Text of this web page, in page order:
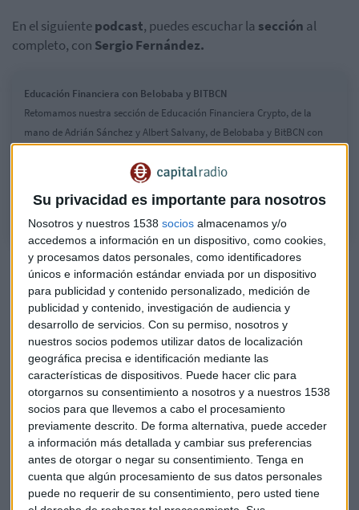
Su privacidad es importante para nosotros
Nosotros y nuestros 1538 socios almacenamos y/o
accedemos a información en un dispositivo, como cookies,
y procesamos datos personales, como identificadores
únicos e información estándar enviada por un dispositivo
para publicidad y contenido personalizado, medición de
publicidad y contenido, investigación de audiencia y
desarrollo de servicios. Con su permiso, nosotros y
nuestros socios podemos utilizar datos de localización
geográfica precisa e identificación mediante las
características de dispositivos. Puede hacer clic para
otorgarnos su consentimiento a nosotros y a nuestros 1538
socios para que llevemos a cabo el procesamiento
previamente descrito. De forma alternativa, puede acceder
a información más detallada y cambiar sus preferencias
antes de otorgar o negar su consentimiento. Tenga en
cuenta que algún procesamiento de sus datos personales
puede no requerir de su consentimiento, pero usted tiene
En el siguientepodcast, puedes escuchar la sección al
completo, con Sergio Fernández.
Educación Financiera con Belobaba y BITBCN
Retomamos nuestra sección de Educación Financiera Crypto, de la
mano de Adrián Sánchez y Albert Salvany, de Belobaba y BitBCN con
acabamos comprando alto y vendiendo bajo, entrando en las
¿Qué es hold?
"Comprar y mantener el activo pase a lo que pase". Esa es la
definición concisa y clave de este término que cada vez
tiene más visibilidad en el sector. El concepto busca dar
respuesta a qué habría pasado si al comprar bitcoin u otro
activo en 2010, 2012 o 2015, por ejemplo, no se hubiera
vendido.
¿Y pánico y avaricia?
"Refleja en un índice cuantitativo una situación psicológica
que es muy difícil de cuantificar porque depende del
contexto". Al final, reflejan los dos estados de ánimo que